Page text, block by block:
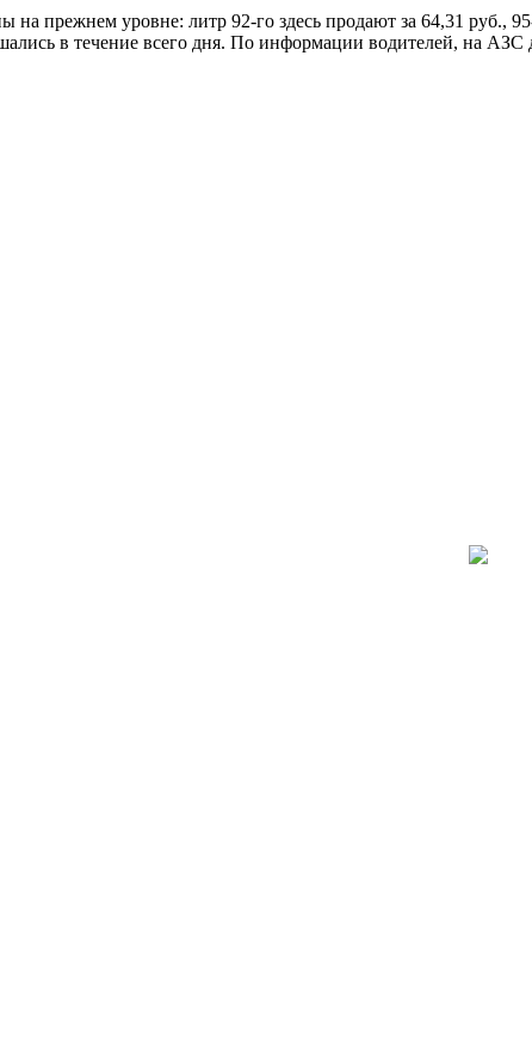
на прежнем уровне: литр 92-го здесь продают за 64,31 руб.,
в течение всего дня. По информации водителей, на